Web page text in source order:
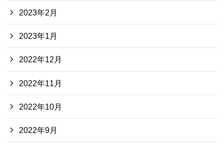
2023年2月
2023年1月
2022年12月
2022年11月
2022年10月
2022年9月